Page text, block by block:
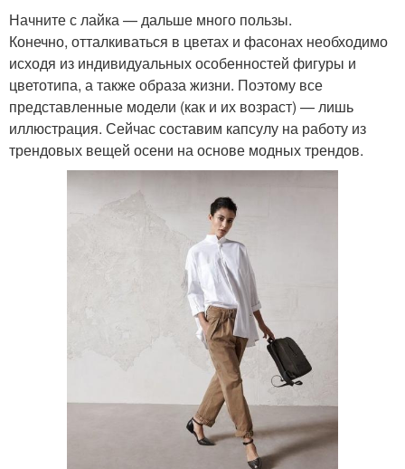
Начните с лайка — дальше много пользы.
Конечно, отталкиваться в цветах и фасонах необходимо
исходя из индивидуальных особенностей фигуры и
цветотипа, а также образа жизни. Поэтому все
представленные модели (как и их возраст) — лишь
иллюстрация. Сейчас составим капсулу на работу из
трендовых вещей осени на основе модных трендов.